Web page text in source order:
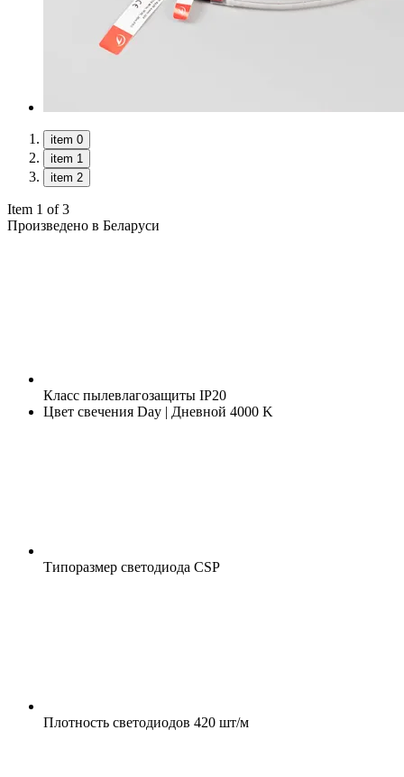
item 0
item 1
item 2
Item 1 of 3
Произведено в Беларуси
Класс пылевлагозащиты IP20
Цвет свечения Day | Дневной 4000 K
Типоразмер светодиода CSP
Плотность светодиодов 420 шт/м